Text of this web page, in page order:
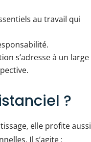
au travail qui
s’adresse à un large
?
elle profite aussi
Il s’agite :